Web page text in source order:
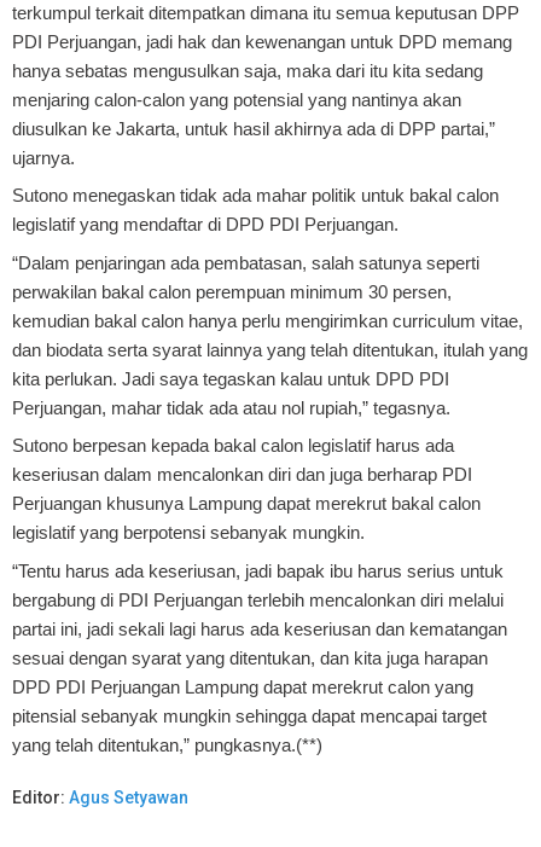
terkumpul terkait ditempatkan dimana itu semua keputusan DPP
PDI Perjuangan, jadi hak dan kewenangan untuk DPD memang
hanya sebatas mengusulkan saja, maka dari itu kita sedang
menjaring calon-calon yang potensial yang nantinya akan
diusulkan ke Jakarta, untuk hasil akhirnya ada di DPP partai,”
ujarnya.
Sutono menegaskan tidak ada mahar politik untuk bakal calon
legislatif yang mendaftar di DPD PDI Perjuangan.
“Dalam penjaringan ada pembatasan, salah satunya seperti
perwakilan bakal calon perempuan minimum 30 persen,
kemudian bakal calon hanya perlu mengirimkan curriculum vitae,
dan biodata serta syarat lainnya yang telah ditentukan, itulah yang
kita perlukan. Jadi saya tegaskan kalau untuk DPD PDI
Perjuangan, mahar tidak ada atau nol rupiah,” tegasnya.
Sutono berpesan kepada bakal calon legislatif harus ada
keseriusan dalam mencalonkan diri dan juga berharap PDI
Perjuangan khusunya Lampung dapat merekrut bakal calon
legislatif yang berpotensi sebanyak mungkin.
“Tentu harus ada keseriusan, jadi bapak ibu harus serius untuk
bergabung di PDI Perjuangan terlebih mencalonkan diri melalui
partai ini, jadi sekali lagi harus ada keseriusan dan kematangan
sesuai dengan syarat yang ditentukan, dan kita juga harapan
DPD PDI Perjuangan Lampung dapat merekrut calon yang
pitensial sebanyak mungkin sehingga dapat mencapai target
yang telah ditentukan,” pungkasnya.(**)
Editor: Agus Setyawan